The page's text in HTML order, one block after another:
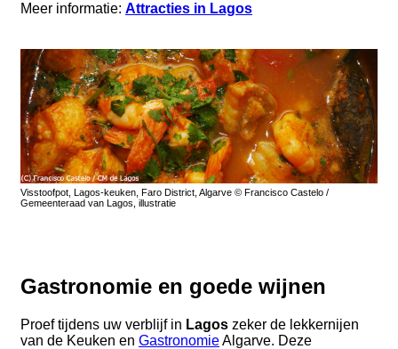
Meer informatie: Attracties in Lagos
Visstoofpot, Lagos-keuken, Faro District, Algarve © Francisco Castelo /
Gemeenteraad van Lagos, illustratie
Gastronomie en goede wijnen
Proef tijdens uw verblijf in Lagos zeker de lekkernijen
van de Keuken en GastronomieAlgarve. Deze